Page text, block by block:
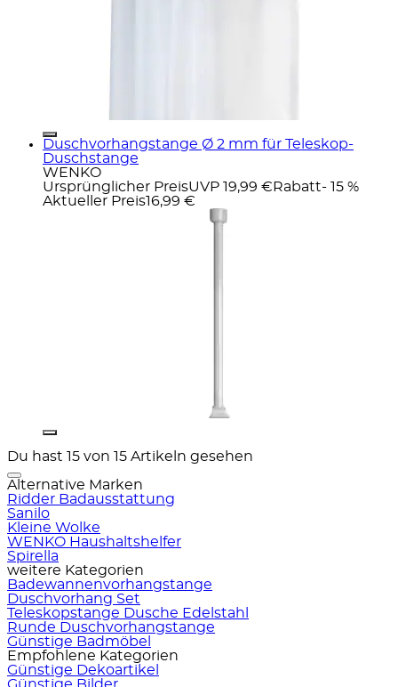
Duschvorhangstange Ø 2 mm für Teleskop-
Duschstange
WENKO
Ursprünglicher PreisUVP 19,99 € Rabatt- 15 %
Aktueller Preis16,99 €
Du hast 15 von 15 Artikeln gesehen
Alternative Marken
Ridder Badausstattung
Sanilo
Kleine Wolke
WENKO Haushaltshelfer
Spirella
weitere Kategorien
Badewannenvorhangstange
Duschvorhang Set
Teleskopstange Dusche Edelstahl
Runde Duschvorhangstange
Günstige Badmöbel
Empfohlene Kategorien
Günstige Dekoartikel